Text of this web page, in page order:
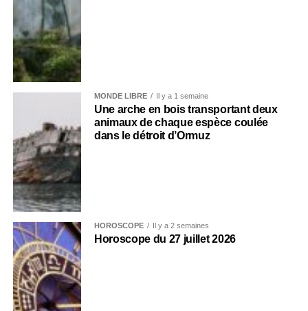
MONDE LIBRE Il y a 1 semaine
Une arche en bois transportant deux
animaux de chaque espèce coulée
dans le détroit d’Ormuz
HOROSCOPE Il y a 2 semaines
Horoscope du 27 juillet 2026